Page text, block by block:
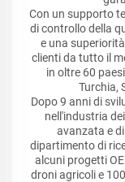
Con un supporto
di controllo della
e una
clienti da tutto il
in oltre 60
Turchia,
Dopo 9 anni di
nell'industria
avanzata e
dipartimento di
alcuni progetti
droni agricoli e